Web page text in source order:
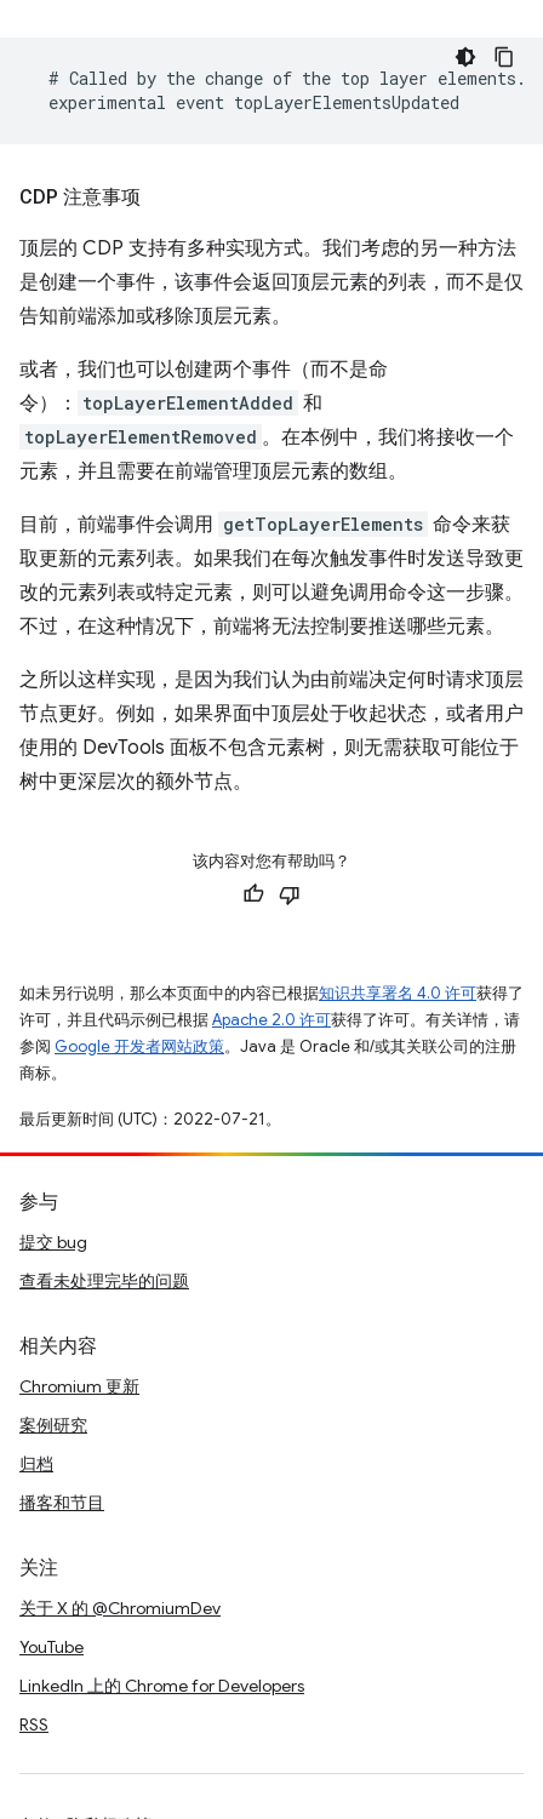
CDP 注意事项
顶层的 CDP 支持有多种实现方式。我们考虑的另一种方法
是创建一个事件，该事件会返回顶层元素的列表，而不是仅
告知前端添加或移除顶层元素。
或者，我们也可以创建两个事件（而不是命
令）：
topLayerElementAdded 和
topLayerElementRemoved 。在本例中，我们将接收一个
元素，并且需要在前端管理顶层元素的数组。
目前，前端事件会调用 getTopLayerElements 命令来获
取更新的元素列表。如果我们在每次触发事件时发送导致更
改的元素列表或特定元素，则可以避免调用命令这一步骤。
不过，在这种情况下，前端将无法控制要推送哪些元素。
之所以这样实现，是因为我们认为由前端决定何时请求顶层
节点更好。例如，如果界面中顶层处于收起状态，或者用户
使用的 DevTools 面板不包含元素树，则无需获取可能位于
树中更深层次的额外节点。
该内容对您有帮助吗？
如未另行说明，那么本页面中的内容已根据知识共享署名 4.0 许可获得了
许可，并且代码示例已根据Apache 2.0 许可获得了许可。有关详情，请
参阅 Google 开发者网站政策。Java 是 Oracle 和/或其关联公司的注册
商标。
最后更新时间 (UTC)：2022-07-21。
参与
提交 bug
查看未处理完毕的问题
相关内容
Chromium 更新
案例研究
归档
播客和节目
关注
关于 X 的 @ChromiumDev
YouTube
LinkedIn 上的 Chrome for Developers
RSS